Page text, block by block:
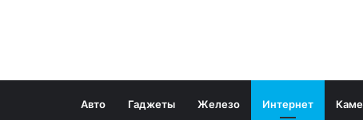
Авто Гаджеты Железо Интернет